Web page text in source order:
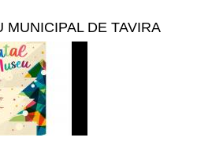
Nova Visita Guiada
MUNICIPAL DE TAVIRA